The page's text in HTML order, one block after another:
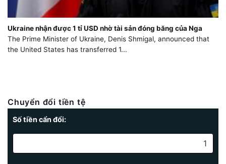
Ukraine nhận được 1 tỉ USD nhờ tài sản đóng băng của Nga
The Prime Minister of Ukraine, Denis Shmigal, announced that
the United States has transferred 1...
Chuyển đổi tiền tệ
Số tiền cẩn đổi: